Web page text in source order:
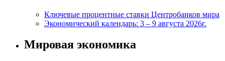
Ключевые процентные ставки Центробанков мира
Экономический календарь: 3 – 9 августа 2026г.
Мировая экономика